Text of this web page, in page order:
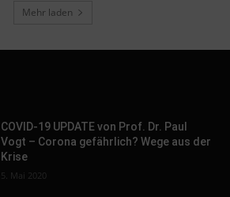
Mehr laden
COVID-19 UPDATE von Prof. Dr. Paul
Vogt – Corona gefährlich? Wege aus der
Krise
5. Mai 2020